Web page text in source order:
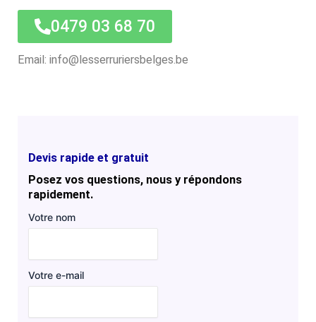
0479 03 68 70
Email: info@lesserruriersbelges.be
Devis rapide et gratuit
Posez vos questions, nous y répondons
rapidement.
Votre nom
Votre e-mail